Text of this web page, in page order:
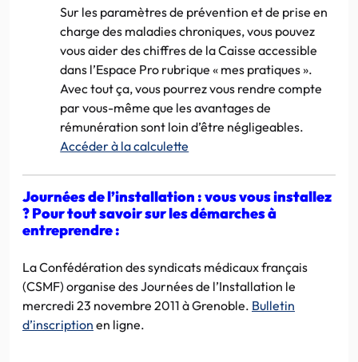
Sur les paramètres de prévention et de prise en
charge des maladies chroniques, vous pouvez
vous aider des chiffres de la Caisse accessible
dans l’Espace Pro rubrique « mes pratiques ».
Avec tout ça, vous pourrez vous rendre compte
par vous-même que les avantages de
rémunération sont loin d’être négligeables.
Accéder à la calculette
Journées de l’installation : vous vous installez
? Pour tout savoir sur les démarches à
entreprendre :
La Confédération des syndicats médicaux français
(CSMF) organise des Journées de l’Installation le
mercredi 23 novembre 2011 à Grenoble. Bulletin
d’inscription en ligne.